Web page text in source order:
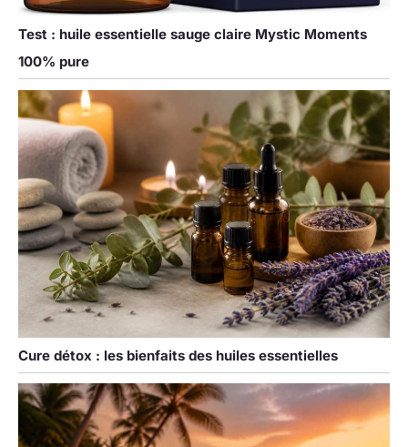
Test : huile essentielle sauge claire Mystic Moments
100% pure
Cure détox : les bienfaits des huiles essentielles